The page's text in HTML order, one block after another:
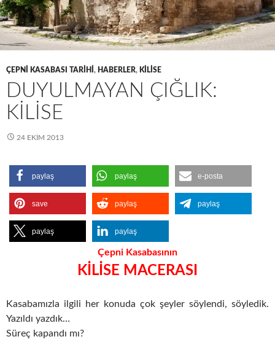
ÇEPNI KASABASI TARIHI , HABERLER, KILISE
DUYULMAYAN ÇIĞLIK:
KİLİSE
24 EKIM 2013
paylaş paylaş e-posta
save paylaş paylaş
paylaş paylaş
Çepni Kasabasının
KİLİSE MACERASI
Kasabamızla ilgili her konuda çok şeyler söylendi, söyledik.
Yazıldı yazdık…
Süreç kapandı mı?